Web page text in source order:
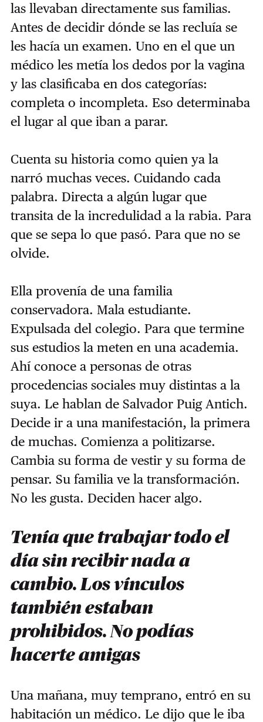
las llevaban directamente sus familias.
Antes de decidir dónde se las recluía se
les hacía un examen. Uno en el que un
médico les metía los dedos por la vagina
y las clasificaba en dos categorías:
completa o incompleta. Eso determinaba
el lugar al que iban a parar.
Cuenta su historia como quien ya la
narró muchas veces. Cuidando cada
palabra. Directa a algún lugar que
transita de la incredulidad a la rabia. Para
que se sepa lo que pasó. Para que no se
olvide.
Ella provenía de una familia
conservadora. Mala estudiante.
Expulsada del colegio. Para que termine
sus estudios la meten en una academia.
Ahí conoce a personas de otras
procedencias sociales muy distintas a la
suya. Le hablan de Salvador Puig Antich.
Decide ir a una manifestación, la primera
de muchas. Comienza a politizarse.
Cambia su forma de vestir y su forma de
pensar. Su familia ve la transformación.
No les gusta. Deciden hacer algo.
Tenía que trabajar todo el
día sin recibir nada a
cambio. Los vínculos
también estaban
prohibidos. No podías
hacerte amigas
Una mañana, muy temprano, entró en su
habitación un médico. Le dijo que le iba